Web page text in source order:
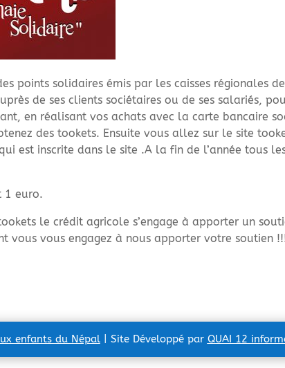
points solidaires émis par les caisses régionales
de ses clients sociétaires ou de ses salariés,
en réalisant vos achats avec la carte bancaire
des tookets. Ensuite vous allez sur le site
est inscrite dans le site .A la fin de l’année tous
1 euro.
le crédit agricole s’engage à apporter un
vous vous engagez à nous apporter votre soutien
enfants du Népal | Site Développé par QUAI 12